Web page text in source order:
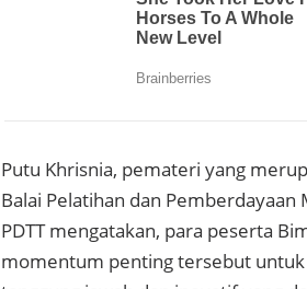
Putu Khrisnia, pemateri yang
Balai Pelatihan dan Pemberdayaan
PDTT mengatakan, para peserta
momentum penting tersebut